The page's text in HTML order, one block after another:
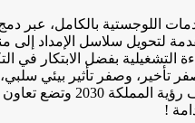
اللوجستية بالكامل، عبر دمج
لتحويل سلاسل الإمداد إلى
التشغيلية بفضل الابتكار في
وصفر تأثير بيئي سلبي،
حلول خضراء وتقنيات ذاتية التشغيل تدعم أهداف
!